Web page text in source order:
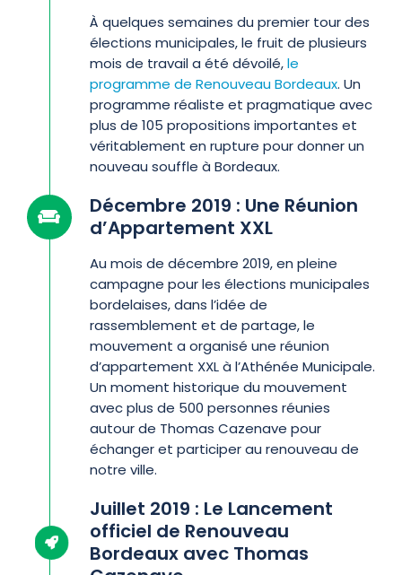
À quelques semaines du premier tour des
élections municipales, le fruit de plusieurs
mois de travail a été dévoilé,le
programme de Renouveau Bordeaux. Un
programme réaliste et pragmatique avec
plus de 105 propositions importantes et
véritablement en rupture pour donner un
nouveau souffle à Bordeaux.
Décembre 2019 : Une Réunion
d’Appartement XXL
Au mois de décembre 2019, en pleine
campagne pour les élections municipales
bordelaises, dans l’idée de
rassemblement et de partage, le
mouvement a organisé une réunion
d’appartement XXL à l’Athénée Municipale.
Un moment historique du mouvement
avec plus de 500 personnes réunies
autour de Thomas Cazenave pour
échanger et participer au renouveau de
notre ville.
Juillet 2019 : Le Lancement
officiel de Renouveau
Bordeaux avec Thomas